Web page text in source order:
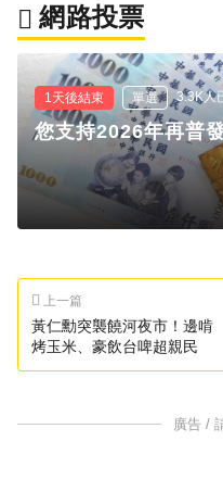
網路投票
1天後結束 單選 3.3K人
您支持2026年再普
上一篇
黃仁勳突襲饒河夜市！邊啃
烤玉米、豪飲台啤超親民
廣告 /